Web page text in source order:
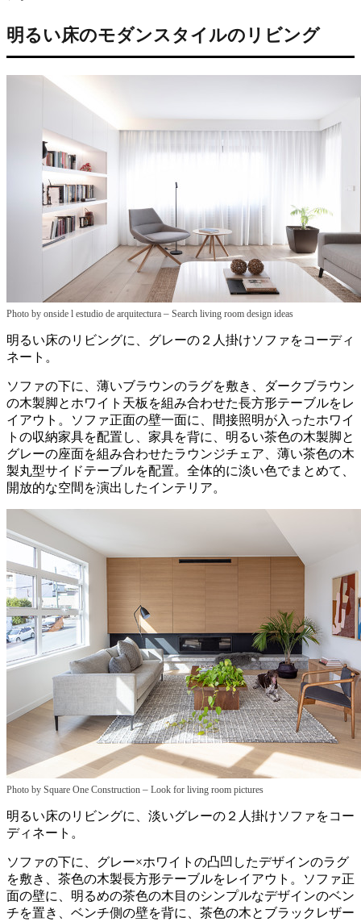
明るい床のモダンスタイルのリビング
Photo by onside l estudio de arquitectura – Search living room design ideas
明るい床のリビングに、グレーの２人掛けソファをコーディ
ネート。
ソファの下に、薄いブラウンのラグを敷き、ダークブラウン
の木製脚とホワイト天板を組み合わせた長方形テーブルをレ
イアウト。ソファ正面の壁一面に、間接照明が入ったホワイ
トの収納家具を配置し、家具を背に、明るい茶色の木製脚と
グレーの座面を組み合わせたラウンジチェア、薄い茶色の木
製丸型サイドテーブルを配置。全体的に淡い色でまとめて、
開放的な空間を演出したインテリア。
Photo by Square One Construction – Look for living room pictures
明るい床のリビングに、淡いグレーの２人掛けソファをコー
ディネート。
ソファの下に、グレー×ホワイトの凸凹したデザインのラグ
を敷き、茶色の木製長方形テーブルをレイアウト。ソファ正
面の壁に、明るめの茶色の木目のシンプルなデザインのベン
チを置き、ベンチ側の壁を背に、茶色の木とブラックレザー